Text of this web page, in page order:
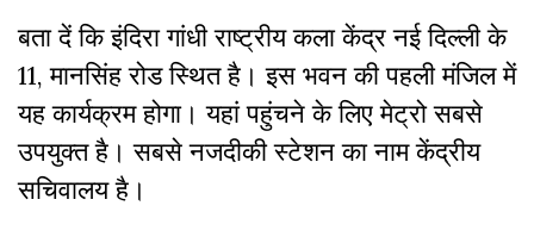
बता दें कि इंदिरा गांधी राष्ट्रीय कला केंद्र नई दिल्ली के
11, मानसिंह रोड स्थित है। इस भवन की पहली मंजिल में
यह कार्यक्रम होगा। यहां पहुंचने के लिए मेट्रो सबसे
उपयुक्त है। सबसे नजदीकी स्टेशन का नाम केंद्रीय
सचिवालय है।